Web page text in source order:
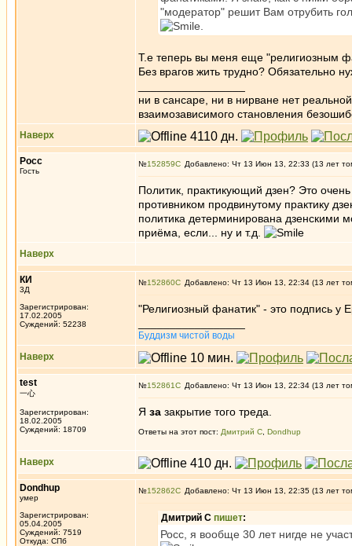
"модератор" решит Вам отрубить
Т.е теперь вы меня еще "религиозным
Без врагов жить трудно? Обязательно
ни в сансаре, ни в нирване нет
взаимозависимого становления
Наверх
Росс
Гость
№152859 Добавлено: Чт 13 Июн 13, 22:33 (13 лет
Политик, практикующий дзен? Это
противником продвинутому практику
политика детерминирована дзенскими
приёма, если... ну и т.д.
Наверх
КИ
3Д
Зарегистрирован:
17.02.2005
Суждений: 52238
№152860 Добавлено: Чт 13 Июн 13, 22:34 (13 лет
"Религиозный фанатик" - это подпись у
Буддизм чистой воды
Наверх
test
一心
Зарегистрирован:
18.02.2005
Суждений: 18709
№152861 Добавлено: Чт 13 Июн 13, 22:34 (13 лет
Я за закрытие того треда.
Ответы на этот пост: Дмитрий С Dondhup
Наверх
Dondhup
умер
Зарегистрирован:
05.04.2005
Суждений: 7519
Откуда: СПб
№152862 Добавлено: Чт 13 Июн 13, 22:35 (13 лет
Дмитрий С пишет:
Росс, я вообще 30 лет нигде не